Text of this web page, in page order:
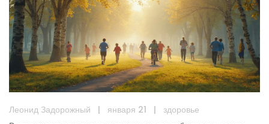
Леонид Задорожный | января 21 |
здоровье